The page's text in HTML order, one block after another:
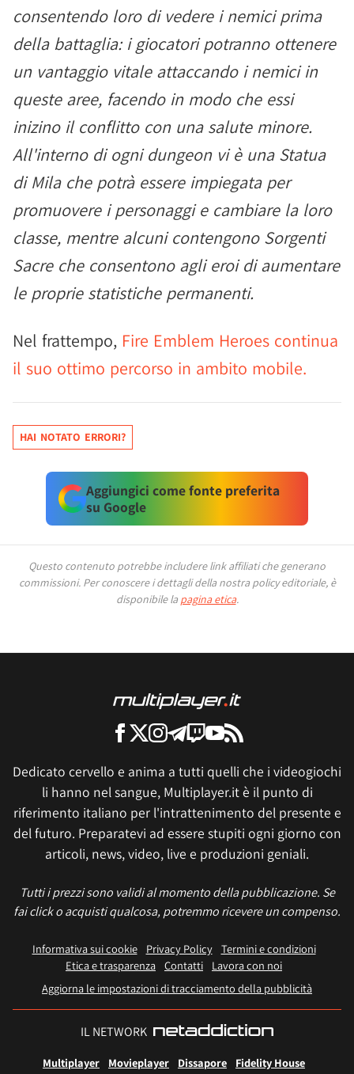
consentendo loro di vedere i nemici prima
della battaglia: i giocatori potranno ottenere
un vantaggio vitale attaccando i nemici in
queste aree, facendo in modo che essi
inizino il conflitto con una salute minore.
All'interno di ogni dungeon vi è una Statua
di Mila che potrà essere impiegata per
promuovere i personaggi e cambiare la loro
classe, mentre alcuni contengono Sorgenti
Sacre che consentono agli eroi di aumentare
le proprie statistiche permanenti.
Nel frattempo, Fire Emblem Heroes continua
il suo ottimo percorso in ambito mobile.
HAI NOTATO ERRORI?
Aggiungici come fonte preferita
su Google
Questo contenuto potrebbe includere link affiliati che generano
commissioni. Per conoscere i dettagli della nostra policy editoriale, è
disponibile la pagina etica.
Dedicato cervello e anima a tutti quelli che i videogiochi
li hanno nel sangue, Multiplayer.it è il punto di
riferimento italiano per l'intrattenimento del presente e
del futuro. Preparatevi ad essere stupiti ogni giorno con
articoli, news, video, live e produzioni geniali.
Tutti i prezzi sono validi al momento della pubblicazione. Se
fai click o acquisti qualcosa, potremmo ricevere un compenso.
Informativa sui cookie Privacy Policy
Termini e condizioni
Etica e trasparenza Contatti
Lavora con noi
Aggiorna le impostazioni di tracciamento della pubblicità
IL NETWORK
Multiplayer Movieplayer Dissapore Fidelity House